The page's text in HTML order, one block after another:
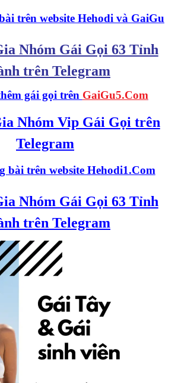
trên website Hehodi và GaiGu
Nhóm Gái Gọi 63 Tỉnh
trên Telegram
gái gọi trên GaiGu5.Com
Nhóm Vip Gái Gọi trên
Telegram
bài trên website Hehodi1.Com
Nhóm Gái Gọi 63 Tỉnh
trên Telegram